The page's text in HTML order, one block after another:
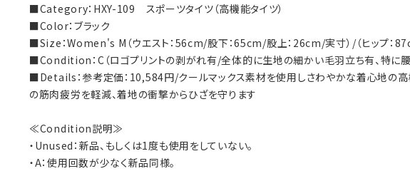
■Category：HXY-109 スポーツタイツ（高機能タイツ）
■Color：ブラック
■Size：Women's M（ウエスト：56cm/股下：65cm/股上：26cm/実寸）/（ヒップ
■Condition：C（ロゴプリントの剥がれ有/全体的に生地の細かい毛羽立ち有、特に腰
■Details：参考定価：10,584円/クールマックス素材を使用しさわやかな着心地の高
の筋肉疲労を軽減、着地の衝撃からひざを守ります
≪Condition説明≫
・Unused：新品、もしくは1度も使用をしていない。
・A：使用回数が少なく新品同様。